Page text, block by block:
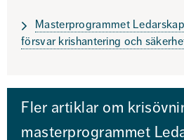
Masterprogrammet
försvar krishantering och
Fler artiklar om
masterprogrammet